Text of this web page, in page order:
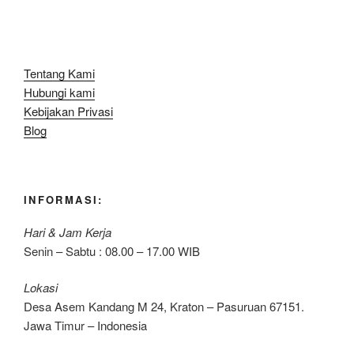
Tentang Kami
Hubungi kami
Kebijakan Privasi
Blog
INFORMASI:
Hari & Jam Kerja
Senin – Sabtu : 08.00 – 17.00 WIB
Lokasi
Desa Asem Kandang M 24, Kraton – Pasuruan 67151.
Jawa Timur – Indonesia